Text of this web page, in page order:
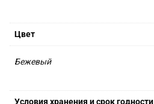
Цвет
Бежевый
Условия хранения и срок годности